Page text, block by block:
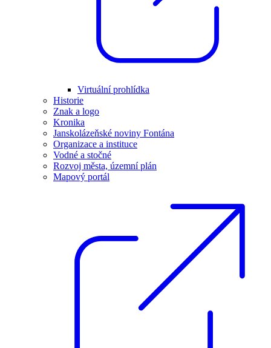
Virtuální prohlídka
Historie
Znak a logo
Kronika
Janskolázeňské noviny Fontána
Organizace a instituce
Vodné a stočné
Rozvoj města, územní plán
Mapový portál